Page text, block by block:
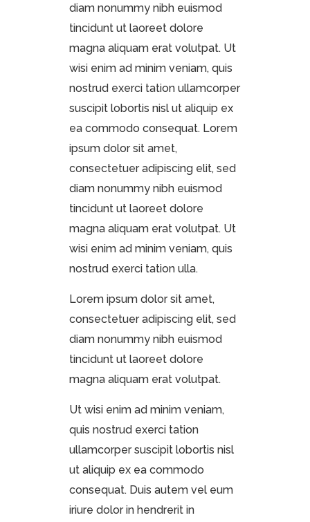
diam nonummy nibh euismod
tincidunt ut laoreet dolore
magna aliquam erat volutpat. Ut
wisi enim ad minim veniam, quis
nostrud exerci tation ullamcorper
suscipit lobortis nisl ut aliquip ex
ea commodo consequat. Lorem
ipsum dolor sit amet,
consectetuer adipiscing elit, sed
diam nonummy nibh euismod
tincidunt ut laoreet dolore
magna aliquam erat volutpat. Ut
wisi enim ad minim veniam, quis
nostrud exerci tation ulla.
Lorem ipsum dolor sit amet,
consectetuer adipiscing elit, sed
diam nonummy nibh euismod
tincidunt ut laoreet dolore
magna aliquam erat volutpat.
Ut wisi enim ad minim veniam,
quis nostrud exerci tation
ullamcorper suscipit lobortis nisl
ut aliquip ex ea commodo
consequat. Duis autem vel eum
iriure dolor in hendrerit in